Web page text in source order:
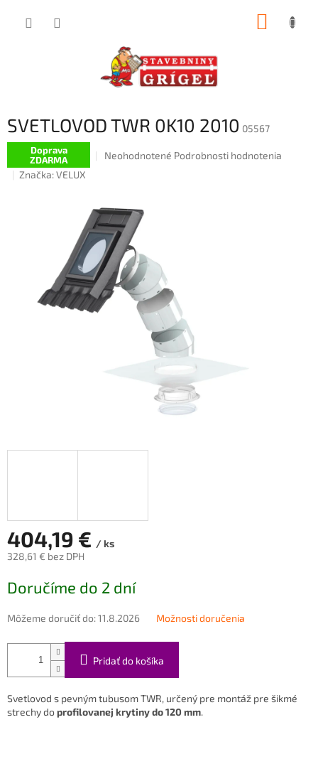
SVETLOVOD TWR 0K10 2010 05567
Doprava
ZDARMA
Priemerné
0,0
z
5
hviezdičiek.
Neohodnotené Podrobnosti hodnotenia
Značka:VELUX
404,19 € / ks
328,61 € bez DPH
cena:
Doručíme do 2 dní
Môžeme doručiť do:11.8.2026 Možnosti doručenia
Pridať do košíka
Svetlovod s pevným tubusom TWR, určený pre montáž pre šikmé
strechy doprofilovanej krytiny do 120 mm.